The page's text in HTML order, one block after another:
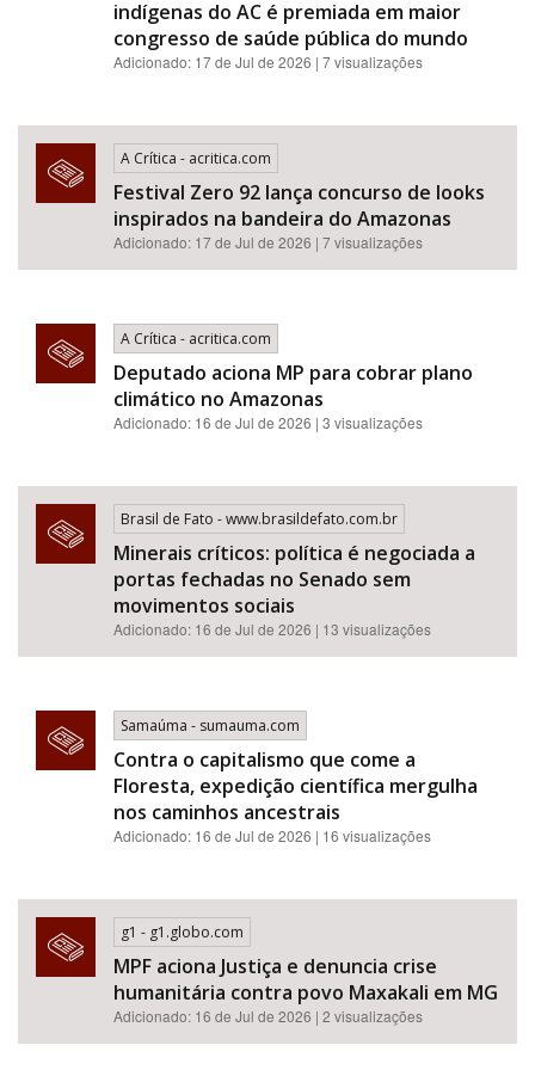
indígenas do AC é premiada em maior
congresso de saúde pública do mundo
Adicionado: 17 de Jul de 2026 | 7 visualizações
A Crítica - acritica.com
Festival Zero 92 lança concurso de looks
inspirados na bandeira do Amazonas
Adicionado: 17 de Jul de 2026 | 7 visualizações
A Crítica - acritica.com
Deputado aciona MP para cobrar plano
climático no Amazonas
Adicionado: 16 de Jul de 2026 | 3 visualizações
Brasil de Fato - www.brasildefato.com.br
Minerais críticos: política é negociada a
portas fechadas no Senado sem
movimentos sociais
Adicionado: 16 de Jul de 2026 | 13 visualizações
Samaúma - sumauma.com
Contra o capitalismo que come a
Floresta, expedição científica mergulha
nos caminhos ancestrais
Adicionado: 16 de Jul de 2026 | 16 visualizações
g1 - g1.globo.com
MPF aciona Justiça e denuncia crise
humanitária contra povo Maxakali em MG
Adicionado: 16 de Jul de 2026 | 2 visualizações